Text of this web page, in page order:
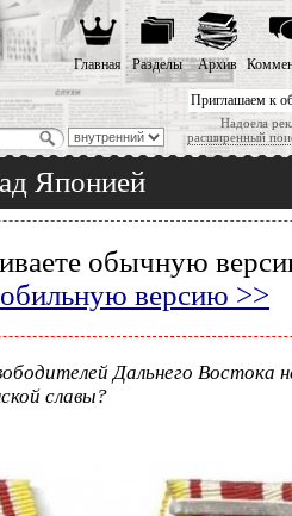
Приглашаем к
Надоела
расширенный
Главная Разделы Архив
Японией
обычную
версию >>
Дальнего Востока
славы?